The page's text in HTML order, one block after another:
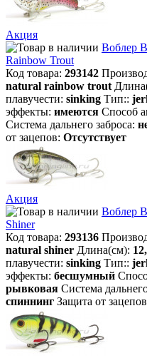
Акция
Воблер
Rainbow Trout
Код товара: 293142
natural rainbow trout
плавучести: sinking Тип::
эффекты: имеются Способ
Система дальнего заброса:
от зацепов: Отсутствует
Акция
Воблер
Shiner
Код товара: 293136
natural shiner Длина(см):
плавучести: sinking Тип::
эффекты: бесшумный
рывковая Система
спиннинг Защита от